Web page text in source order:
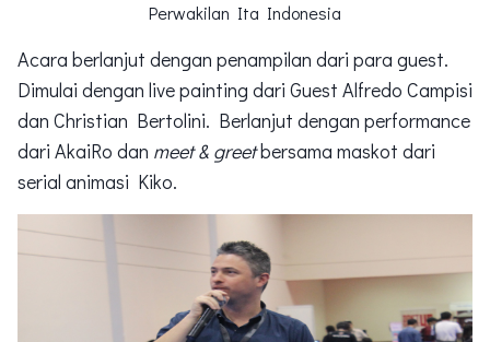
Perwakilan Ita Indonesia
Acara berlanjut dengan penampilan dari para guest.
Dimulai dengan live painting dari Guest Alfredo Campisi
dan Christian Bertolini. Berlanjut dengan performance
dari AkaiRo dan meet & greetbersama maskot dari
serial animasi Kiko.